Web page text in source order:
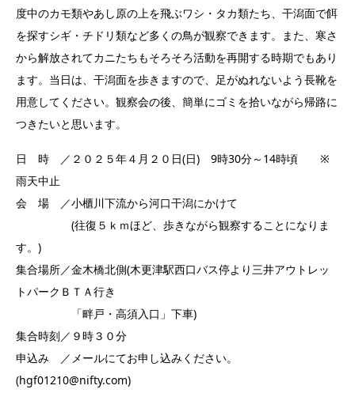
度中のカモ類やあし原の上を飛ぶワシ・タカ類たち、干潟面で餌
を探すシギ・チドリ類など多くの鳥が観察できます。また、寒さ
から解放されてカニたちもそろそろ活動を再開する時期でもあり
ます。当日は、干潟面を歩きますので、足がぬれないよう長靴を
用意してください。観察会の後、簡単にゴミを拾いながら帰路に
つきたいと思います。
日 時 ／２０２５年４月２０日(日) 9時30分～14時頃 ※
雨天中止
会 場 ／小櫃川下流から河口干潟にかけて
(往復５ｋｍほど、歩きながら観察することになりま
す。)
集合場所／金木橋北側(木更津駅西口バス停より三井アウトレッ
トパークＢＴＡ行き
「畔戸・高須入口」下車)
集合時刻／９時３０分
申込み ／メールにてお申し込みください。
(hgf01210@nifty.com)